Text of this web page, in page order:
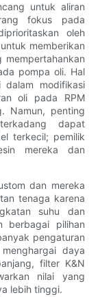
untuk aliran
fokus pada
oleh
memberikan
pompa oli. Hal
dalam modifikasi
oli pada RPM
Namun, penting
dapat
terkecil; pemilik
mereka dan
dan mereka
tenaga karena
suhu dan
berbagai pilihan
pengaturan
daya
filter K&N
nilai yang
lebih tinggi.